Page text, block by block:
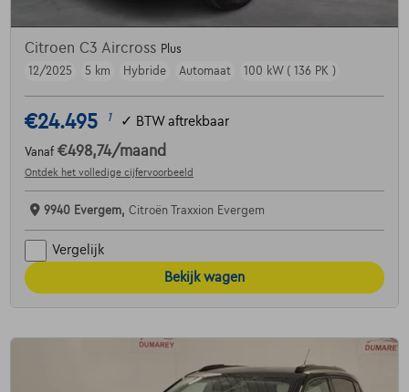
Citroen C3 Aircross Plus
12/2025
5 km Hybride Automaat 100 kW ( 136 PK )
€24.495 1 ✓ BTW aftrekbaar
Vanaf €498,74/maand
Ontdek het volledige cijfervoorbeeld
9940 Evergem, Citroën Traxxion Evergem
Vergelijk
Bekijk wagen